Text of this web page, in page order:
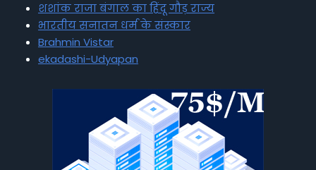
शशांक राजा बंगाल का हिंदू गौड़ राज्य
भारतीय सनातन धर्म के संस्कार
Brahmin Vistar
ekadashi-Udyapan